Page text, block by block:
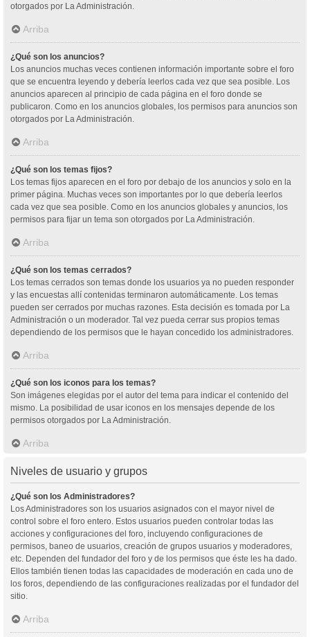
otorgados por La Administración.
Arriba
¿Qué son los anuncios?
Los anuncios muchas veces contienen información importante sobre el foro
que se encuentra leyendo y debería leerlos cada vez que sea posible. Los
anuncios aparecen al principio de cada página en el foro donde se
publicaron. Como en los anuncios globales, los permisos para anuncios son
otorgados por La Administración.
Arriba
¿Qué son los temas fijos?
Los temas fijos aparecen en el foro por debajo de los anuncios y solo en la
primer página. Muchas veces son importantes por lo que debería leerlos
cada vez que sea posible. Como en los anuncios globales y anuncios, los
permisos para fijar un tema son otorgados por La Administración.
Arriba
¿Qué son los temas cerrados?
Los temas cerrados son temas donde los usuarios ya no pueden responder
y las encuestas allí contenidas terminaron automáticamente. Los temas
pueden ser cerrados por muchas razones. Esta decisión es tomada por La
Administración o un moderador. Tal vez pueda cerrar sus propios temas
dependiendo de los permisos que le hayan concedido los administradores.
Arriba
¿Qué son los iconos para los temas?
Son imágenes elegidas por el autor del tema para indicar el contenido del
mismo. La posibilidad de usar iconos en los mensajes depende de los
permisos otorgados por La Administración.
Arriba
Niveles de usuario y grupos
¿Qué son los Administradores?
Los Administradores son los usuarios asignados con el mayor nivel de
control sobre el foro entero. Estos usuarios pueden controlar todas las
acciones y configuraciones del foro, incluyendo configuraciones de
permisos, baneo de usuarios, creación de grupos usuarios y moderadores,
etc. Dependen del fundador del foro y de los permisos que éste les ha dado.
Ellos también tienen todas las capacidades de moderación en cada uno de
los foros, dependiendo de las configuraciones realizadas por el fundador del
sitio.
Arriba